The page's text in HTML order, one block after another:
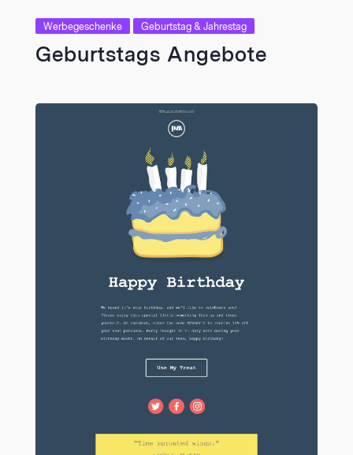
Werbegeschenke Geburtstag & Jahrestag
Geburtstags Angebote